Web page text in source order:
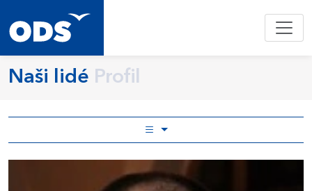
Naši lidé Profil